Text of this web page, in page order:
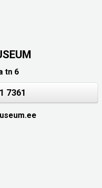
tn 6
7361